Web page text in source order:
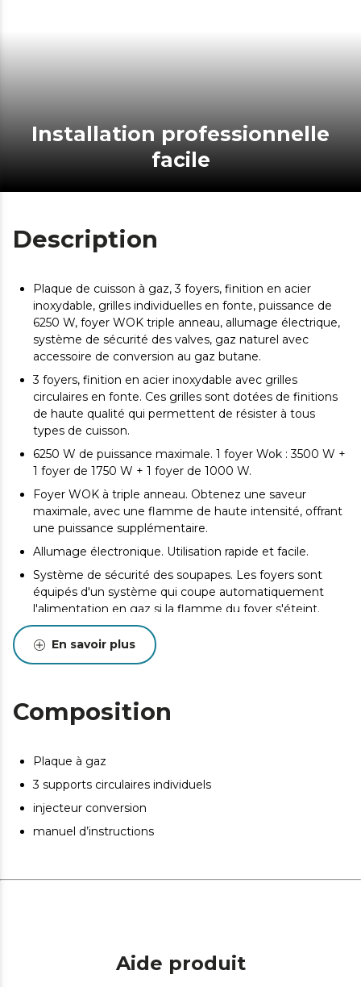
Installation professionnelle
facile
Description
Plaque de cuisson à gaz, 3 foyers, finition en acier
inoxydable, grilles individuelles en fonte, puissance de
6250 W, foyer WOK triple anneau, allumage électrique,
système de sécurité des valves, gaz naturel avec
accessoire de conversion au gaz butane.
3 foyers, finition en acier inoxydable avec grilles
circulaires en fonte. Ces grilles sont dotées de finitions
de haute qualité qui permettent de résister à tous
types de cuisson.
6250 W de puissance maximale. 1 foyer Wok : 3500 W +
1 foyer de 1750 W + 1 foyer de 1000 W.
Foyer WOK à triple anneau. Obtenez une saveur
maximale, avec une flamme de haute intensité, offrant
une puissance supplémentaire.
Allumage électronique. Utilisation rapide et facile.
Système de sécurité des soupapes. Les foyers sont
équipés d'un système qui coupe automatiquement
l'alimentation en gaz si la flamme du foyer s'éteint.
Accessoire pour la conversion au gaz butane. Adaptez
la plaque au gaz butane si nécessaire.
En savoir plus
Composition
Plaque à gaz
3 supports circulaires individuels
injecteur conversion
manuel d’instructions
Aide produit